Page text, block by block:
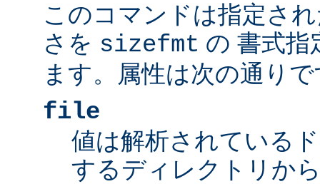
このコマンドは指定さ
さを sizefmt の 書式指
ます。属性は次の通り
file
値は解析されている
するディレクトリか